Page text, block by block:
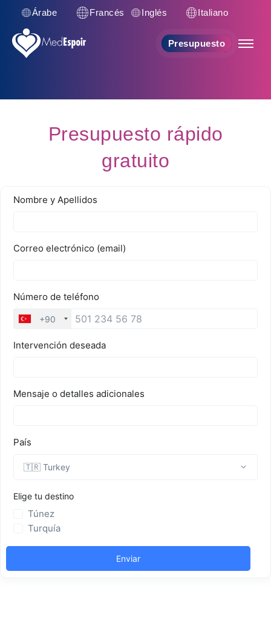
Árabe Francés Inglés Italiano
Presupuesto
Presupuesto rápido
gratuito